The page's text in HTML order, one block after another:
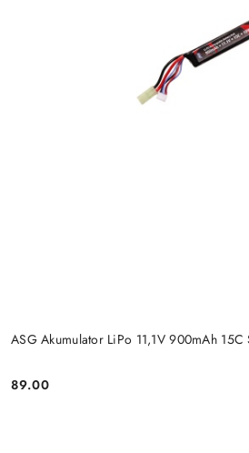
ASG Akumulator LiPo 11,1V 900mAh 15C
Cena:
89.00